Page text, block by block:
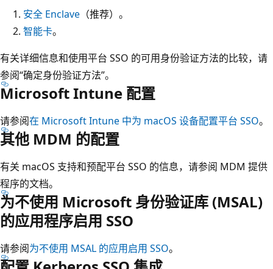
安全 Enclave （推荐）。
智能卡。
有关详细信息和使用平台 SSO 的可用身份验证方法的比较，请
参阅“确定身份验证方法”。
Microsoft Intune 配置
请参阅在 Microsoft Intune 中为 macOS 设备配置平台 SSO。
其他 MDM 的配置
有关 macOS 支持和预配平台 SSO 的信息，请参阅 MDM 提供
程序的文档。
为不使用 Microsoft 身份验证库 (MSAL)
的应用程序启用 SSO
请参阅为不使用 MSAL 的应用启用 SSO。